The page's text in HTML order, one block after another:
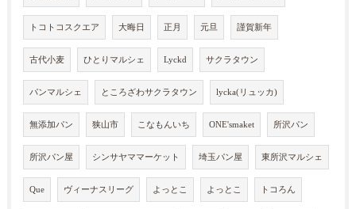
トコトコスクエア 大晦日 正月 元旦 謹賀新年
古代小麦 ひとりマルシェ Lyckd サクラタウン
パンマルシェ ところざわサクラタウン lycka(リュッカ)
無添加パン 狭山市 こなもんいち ONE'smaket 所沢パン
所沢パン屋 シンサヤママーケット 埼玉パン屋 東所沢マルシェ
Que ヴィーナスリーグ よっとこ よっとこ トコろん